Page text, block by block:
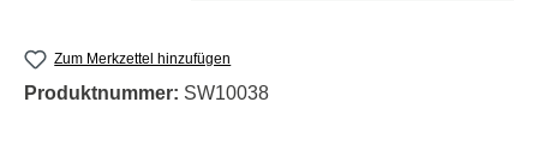
Zum Merkzettel hinzufügen
Produktnummer: SW10038